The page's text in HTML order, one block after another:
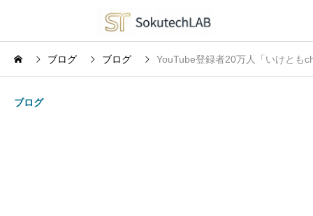
ブログ ブログ YouTube登録者20万人「いけとも
ブログ